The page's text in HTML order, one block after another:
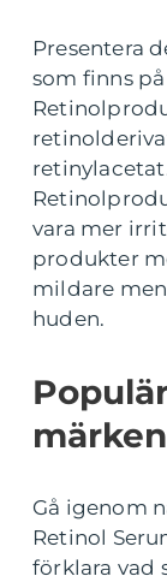
Presentera
som finns
vara mer
produkter
mildare
huden.
Gå igenom
Retinol
förklara vad